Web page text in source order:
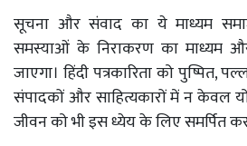
सूचना और संवाद का ये माध्यम
समस्याओं के निराकरण का माध्यम
जाएगा। हिंदी पत्रकारिता को पुष्पित,
संपादकों और साहित्यकारों में न केवल
जीवन को भी इस ध्येय के लिए समर्पित